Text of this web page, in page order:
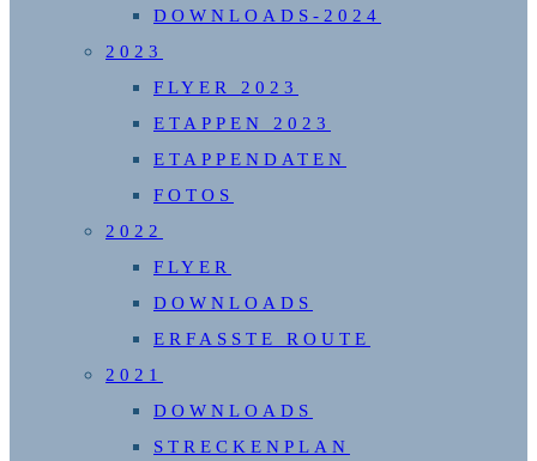
DOWNLOADS-2024
2023
FLYER 2023
ETAPPEN 2023
ETAPPENDATEN
FOTOS
2022
FLYER
DOWNLOADS
ERFASSTE ROUTE
2021
DOWNLOADS
STRECKENPLAN